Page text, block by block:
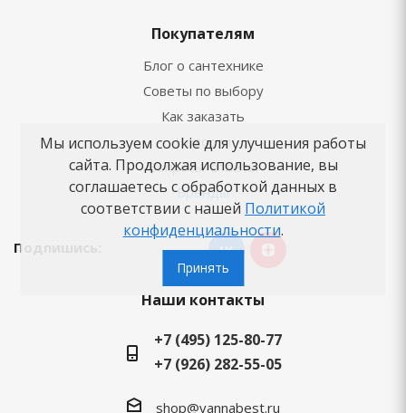
Покупателям
Блог о сантехнике
Советы по выбору
Как заказать
Новости
Вопросы-ответы
Бренды
Подпишись:
Наши контакты
+7 (495) 125-80-77
+7 (926) 282-55-05
shop@vannabest.ru
Мы используем cookie для улучшения работы
сайта. Продолжая использование, вы
соглашаетесь с обработкой данных в
соответствии с нашей Политикой
конфиденциальности.
Принять